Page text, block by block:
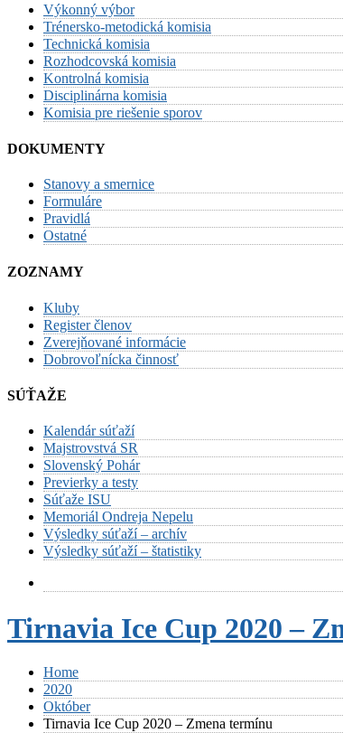
Výkonný výbor
Trénersko-metodická komisia
Technická komisia
Rozhodcovská komisia
Kontrolná komisia
Disciplinárna komisia
Komisia pre riešenie sporov
DOKUMENTY
Stanovy a smernice
Formuláre
Pravidlá
Ostatné
ZOZNAMY
Kluby
Register členov
Zverejňované informácie
Dobrovoľnícka činnosť
SÚŤAŽE
Kalendár súťaží
Majstrovstvá SR
Slovenský Pohár
Previerky a testy
Súťaže ISU
Memoriál Ondreja Nepelu
Výsledky súťaží – archív
Výsledky súťaží – štatistiky
Tirnavia Ice Cup 2020 –
Home
2020
Október
Tirnavia Ice Cup 2020 – Zmena termínu